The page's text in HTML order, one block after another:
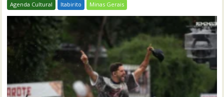
Agenda Cultural Itabirito Minas Gerais